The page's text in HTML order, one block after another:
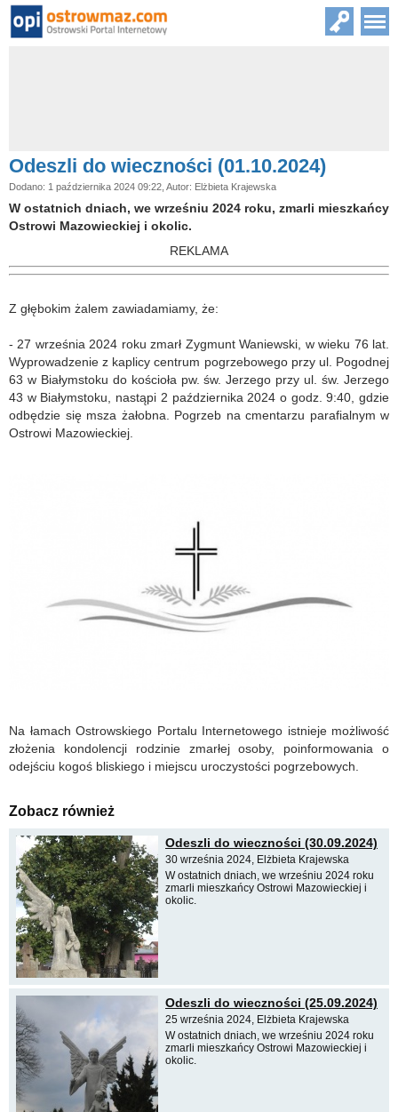
Odeszli do wieczności (01.10.2024)
Dodano: 1 października 2024 09:22, Autor: Elżbieta Krajewska
W ostatnich dniach, we wrześniu 2024 roku, zmarli mieszkańcy
Ostrowi Mazowieckiej i okolic.
REKLAMA
Z głębokim żalem zawiadamiamy, że:
- 27 września 2024 roku zmarł Zygmunt Waniewski, w wieku 76 lat.
Wyprowadzenie z kaplicy centrum pogrzebowego przy ul. Pogodnej
63 w Białymstoku do kościoła pw. św. Jerzego przy ul. św. Jerzego
43 w Białymstoku, nastąpi 2 października 2024 o godz. 9:40, gdzie
odbędzie się msza żałobna. Pogrzeb na cmentarzu parafialnym w
Ostrowi Mazowieckiej.
Na łamach Ostrowskiego Portalu Internetowego istnieje możliwość
złożenia kondolencji rodzinie zmarłej osoby, poinformowania o
odejściu kogoś bliskiego i miejscu uroczystości pogrzebowych.
Zobacz również
Odeszli do wieczności (30.09.2024)
30 września 2024, Elżbieta Krajewska
W ostatnich dniach, we wrześniu 2024 roku
zmarli mieszkańcy Ostrowi Mazowieckiej i
okolic.
Odeszli do wieczności (25.09.2024)
25 września 2024, Elżbieta Krajewska
W ostatnich dniach, we wrześniu 2024 roku
zmarli mieszkańcy Ostrowi Mazowieckiej i
okolic.